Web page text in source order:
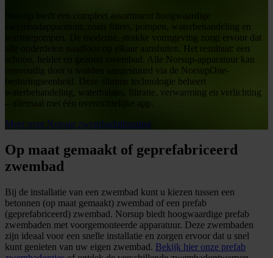
Norsup biedt een compleet assortiment hoogwaardige
zwembadapparatuur, zoals filters, pompen, waterbehandeling en
warmtepompen. De moderne, strakke vormgeving zorgt ervoor dat
alle onderdelen naadloos op elkaar aansluiten. Het resultaat: een
schoon, helder en gezond zwembad. Alle Norsup-apparatuur kan
eenvoudig door u worden aangestuurd via de NorsupOne-
besturingseenheid. Deze slimme technologie beheert
waterbehandeling, waterbalans, filtratie, verwarming en verlichting
– allemaal met één overzichtelijke app.
Meer over Norsup zwembaduitrusting
Op maat gemaakt of geprefabriceerd
zwembad
Bij de installatie van een zwembad kunt u kiezen tussen een
betonnen (op maat gemaakt) zwembad of een prefab
(geprefabriceerd) zwembad. Norsup biedt hoogwaardige prefab
zwembaden met voorgemonteerde apparatuur. Deze zwembaden
zijn ideaal voor een snelle installatie en zorgen ervoor dat u snel
kunt genieten van uw eigen zwembad. Bekijk hier onze prefab